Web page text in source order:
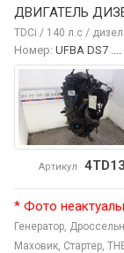
ДВИГАТЕЛЬ
TDCi / 140 л.с /
Номер: UFBA DS7
Артикул
* Фото
Генератор,
Маховик, Стартер,